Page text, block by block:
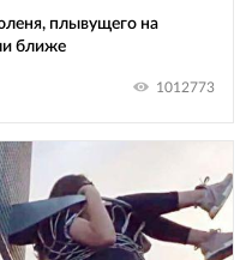
плывущего на
ближе
1012773